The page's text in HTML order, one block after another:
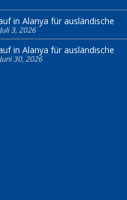
in Alanya für ausländische
Juli 3, 2026
in Alanya für ausländische
Juni 30, 2026